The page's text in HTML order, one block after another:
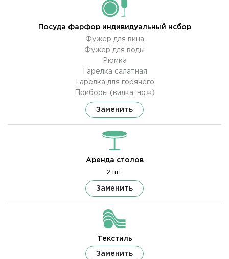
Посуда фарфор индивидуальный нсбор
Фужер для вина
Фужер для воды
Рюмка
Тарелка салатная
Тарелка для горячего
Приборы (вилка, нож)
Заменить
Аренда столов
2 шт.
Заменить
Текстиль
Заменить